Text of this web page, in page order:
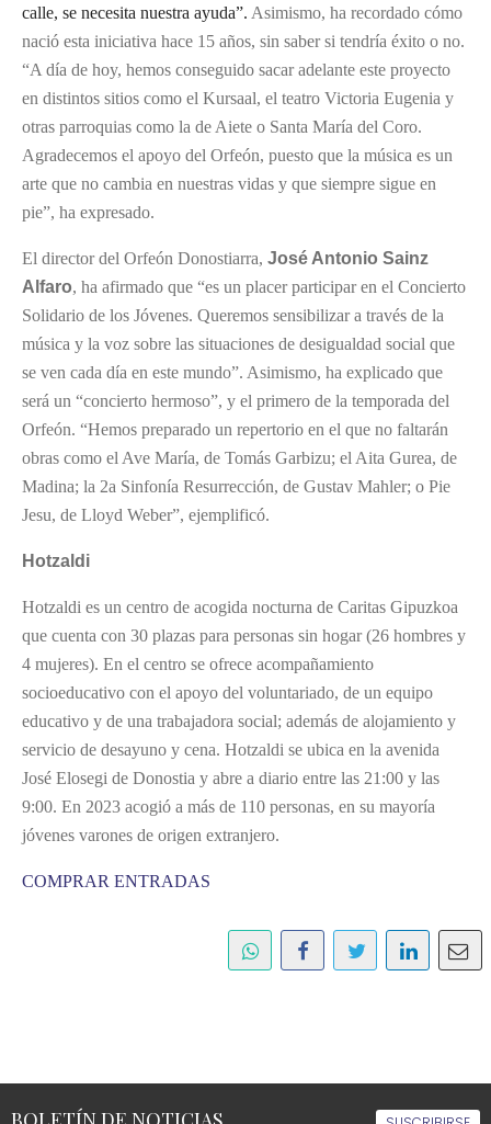
calle, se necesita nuestra ayuda”. Asimismo, ha recordado cómo
nació esta iniciativa hace 15 años, sin saber si tendría éxito o no.
“A día de hoy, hemos conseguido sacar adelante este proyecto
en distintos sitios como el Kursaal, el teatro Victoria Eugenia y
otras parroquias como la de Aiete o Santa María del Coro.
Agradecemos el apoyo del Orfeón, puesto que la música es un
arte que no cambia en nuestras vidas y que siempre sigue en
pie”, ha expresado.
El director del Orfeón Donostiarra, José Antonio Sainz
Alfaro, ha afirmado que “es un placer participar en el Concierto
Solidario de los Jóvenes. Queremos sensibilizar a través de la
música y la voz sobre las situaciones de desigualdad social que
se ven cada día en este mundo”. Asimismo, ha explicado que
será un “concierto hermoso”, y el primero de la temporada del
Orfeón. “Hemos preparado un repertorio en el que no faltarán
obras como el Ave María, de Tomás Garbizu; el Aita Gurea, de
Madina; la 2a Sinfonía Resurrección, de Gustav Mahler; o Pie
Jesu, de Lloyd Weber”, ejemplificó.
Hotzaldi
Hotzaldi es un centro de acogida nocturna de Caritas Gipuzkoa
que cuenta con 30 plazas para personas sin hogar (26 hombres y
4 mujeres). En el centro se ofrece acompañamiento
socioeducativo con el apoyo del voluntariado, de un equipo
educativo y de una trabajadora social; además de alojamiento y
servicio de desayuno y cena. Hotzaldi se ubica en la avenida
José Elosegi de Donostia y abre a diario entre las 21:00 y las
9:00. En 2023 acogió a más de 110 personas, en su mayoría
jóvenes varones de origen extranjero.
COMPRAR ENTRADAS